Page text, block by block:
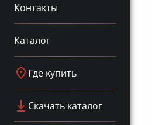
Контакты
Каталог
Где купить
Скачать каталог